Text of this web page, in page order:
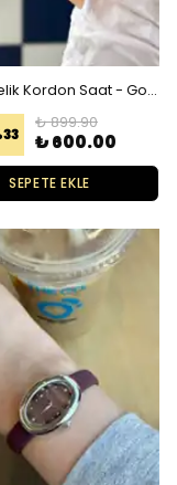
Damy Çelik Kordon Saat - Gold Gold
33
₺ 899.90
₺ 600.00
SEPETE EKLE